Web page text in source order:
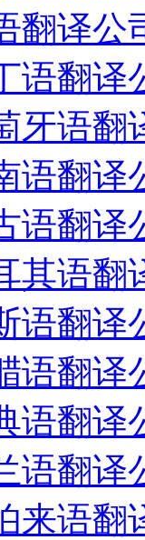
翻译公
语翻译
牙语翻
语翻译
语翻译
其语翻
语翻译
语翻译
语翻译
语翻译
来语翻